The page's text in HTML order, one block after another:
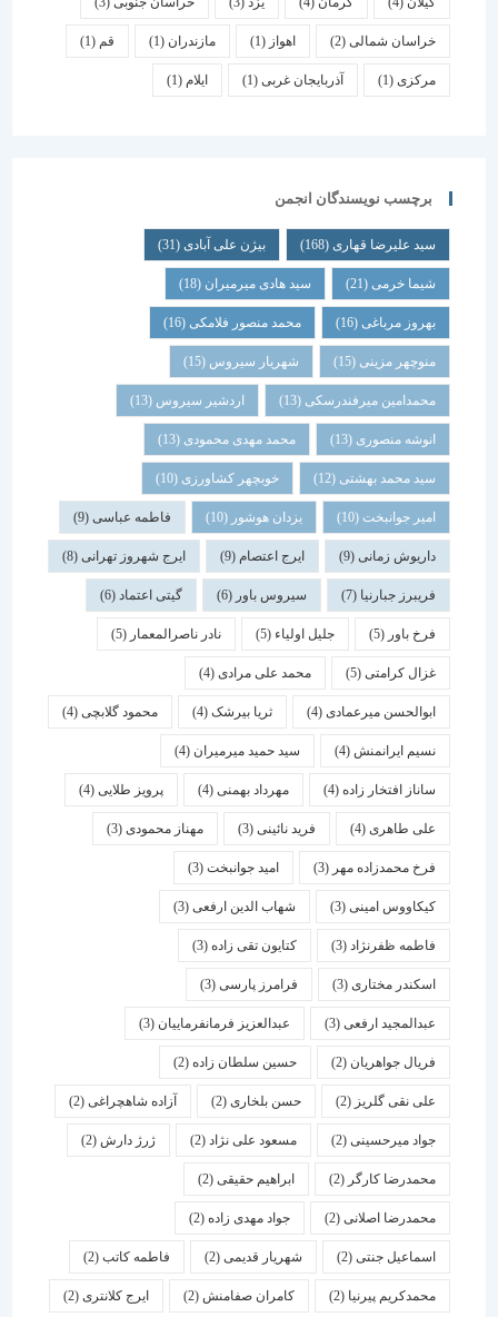
خراسان شمالی(2) اهواز مازندران(1) قم
(1) آذربایجان غربی(1) ایلام
برچسب نویسندگان انجمن
سید علیرضا قهاری(168) بیژن علی آبادی(31)
شیما خرمی(21) سید هادی میرمیران(18)
بهروز مرباغی (16) محمد منصور فلامکی (16)
منوچهر مزینی(15) شهریار سیروس(15)
محمدامین میرفندرسکی(13) اردشیر سیروس(13)
انوشه منصوری(13) محمد مهدی محمودی(13)
سید محمد بهشتی(12) خوبچهر کشاورزی(10)
امیر جوانبخت(10) یزدان هوشور(10) فاطمه عباسی(9)
داریوش زمانی(9) ایرج اعتصام(9) ایرج شهروز تهرانی(8)
فریبرز جبارنیا(7) سیروس باور(6) گیتی اعتماد(6)
فرخ باور(5) جلیل اولیاء(5) نادر ناصرالمعمار (5)
غزال کرامتی(5) محمد علی مرادی(4)
ابوالحسن میرعمادی(4) ثریا بیرشک(4) محمود گلابچی(4)
نسیم ایرانمنش(4) سید حمید میرمیران(4)
ساناز افتخار زاده(4) مهرداد بهمنی (4) پرویز طلایی(4)
علی طاهری(4) فرید نائینی(3) مهناز محمودی(3)
فرخ محمدزاده مهر(3) امید جوانبخت(3)
کیکاووس امینی(3) شهاب الدین ارفعی(3)
فاطمه ظفرنژاد(3) کتایون تقی زاده(3)
اسكندر مختاری (3) فرامرز پارسی(3)
عبدالمجید ارفعی(3) عبدالعزیز فرمانفرماییان(3)
فریال جواهریان(2) حسین سلطان زاده(2)
علی نقی گلریز(2) حسن بلخاری(2) آزاده شاهچراغی(2)
جواد میرحسینی(2) مسعود علی نژاد(2) ژرژ دارش (2)
محمدرضا کارگر(2) ابراهیم حقیقی(2)
محمدرضا اصلانی(2) جواد مهدی زاده(2)
اسماعیل جنتی(2) شهریار قدیمی(2) فاطمه کاتب(2)
محمدکریم پیرنیا (2) کامران صفامنش(2) ایرج کلانتری (2)